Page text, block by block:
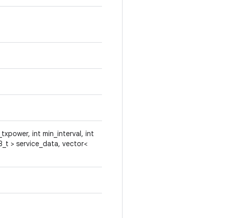
int min_interval, int
> service_data, vector<